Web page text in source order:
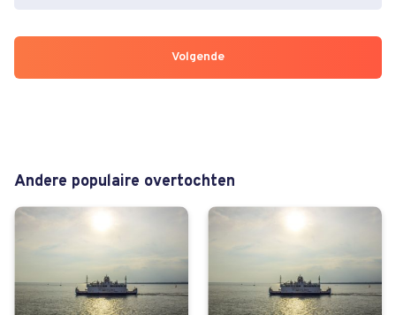
dash
dash
Andere populaire overtochten